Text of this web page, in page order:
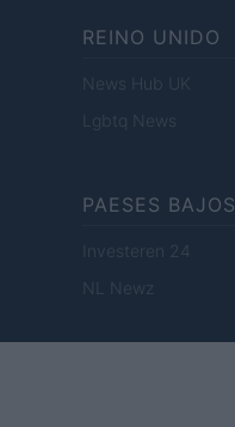
REINO UNIDO
News Hub UK
Lgbtq News
PAESES BAJOS
Investeren 24
NL Newz